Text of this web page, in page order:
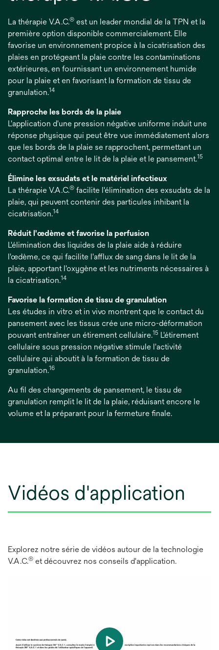
La thérapie V.A.C.® est un leader mondial de la TPN et la
première option disponible commercialement. Elle
favorise un environnement propice à la cicatrisation des
plaies en protégeant la plaie contre les contaminations
extérieures, en fournissant un environnement humide
pour la plaie et en favorisant la formation de tissu de
granulation.14
Rapproche les bords de la plaie
L'application d'une pression négative uniforme induit une
réponse physique qui peut être vue immédiatement alors
que les bords de la plaie se rapprochent, permettant un
contact optimal entre le lit de la plaie et le pansement.15
Élimine les exsudats et le matériel infectieux
La thérapie V.A.C.® facilite l'élimination des exsudats de la
plaie, qui peuvent contenir des particules inhibant la
cicatrisation.14
Réduit l'œdème et favorise la perfusion
L'élimination des liquides de la plaie aide à réduire
l'œdème, ce qui facilite l'afflux de sang dans le lit de la
plaie, apportant l'oxygène et les nutriments nécessaires à
la cicatrisation.14
Favorise la formation de tissu de granulation
Les études in vitro et in vivo montrent que le contact du
pansement avec les tissus crée une micro-déformation
pouvant entraîner un étirement cellulaire.15 L'étirement
cellulaire sous pression négative stimule l'activité
cellulaire qui aboutit à la formation de tissu de
granulation.16
Au fil des changements de pansement, le tissu de
granulation remplit le lit de la plaie, réduisant encore le
volume et la préparant pour la fermeture finale.
Vidéos d'application
Explorez notre série de vidéos autour de la technologie
V.A.C.® et découvrez nos conseils d'application.
play